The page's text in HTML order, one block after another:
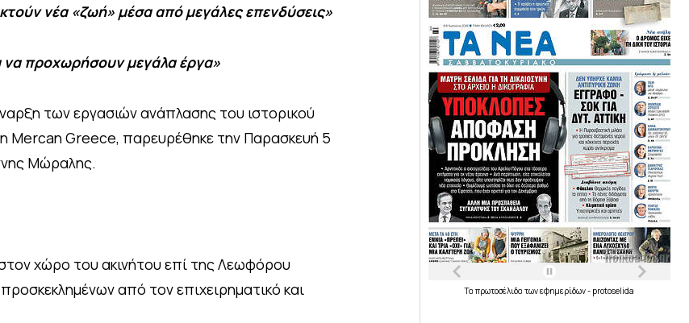
νέα «ζωή» μέσα από μεγάλες επενδύσεις»
να προχωρήσουν μεγάλα έργα»
των εργασιών ανάπλασης του ιστορικού
Mercan Greece, παρευρέθηκε την Παρασκευή 5
Μώραλης.
χώρο του ακινήτου επί της Λεωφόρου
από τον επιχειρηματικό και
Τα πρωτοσέλιδα τωνεφημερίδων- protoselida